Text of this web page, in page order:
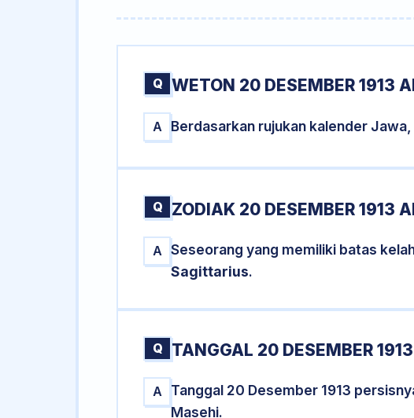
Q WETON 20 DESEMBER 1913
A Berdasarkan rujukan kalender
Q ZODIAK 20 DESEMBER 1913
A Seseorang yang memiliki batas
Sagittarius.
Q TANGGAL 20 DESEMBER
A Tanggal 20 Desember 1913
Masehi.